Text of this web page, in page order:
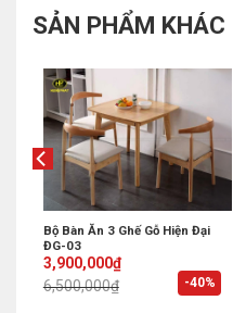
SẢN PHẨM KHÁC
-40%
Bộ Bàn Ăn 3 Ghế Gỗ Hiện Đại
ĐG-03
6,500,000₫
Original
price
was:
3,900,000₫
Current
price
is: